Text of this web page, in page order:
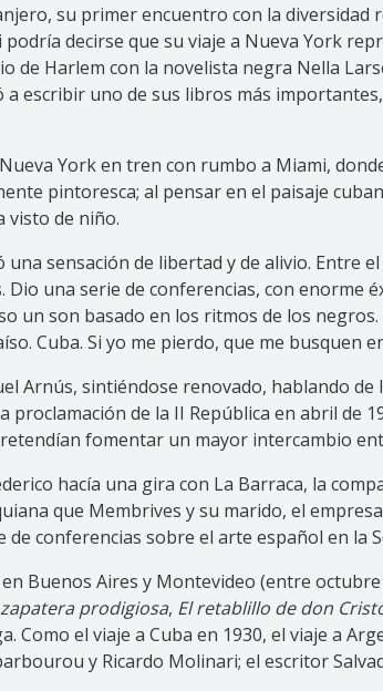
su primer encuentro con la
podría decirse que su viaje a Nueva York
de Harlem con la novelista negra Nella
a escribir uno de sus libros más
York en tren con rumbo a Miami,
pintoresca; al pensar en el paisaje
visto de niño.
sensación de libertad y de alivio. Entre
Dio una serie de conferencias, con
un son basado en los ritmos de los
Cuba. Si yo me pierdo, que me busquen
Arnús, sintiéndose renovado, hablando
proclamación de la II República en abril de
fomentar un mayor intercambio
hacía una gira con La Barraca, la
que Membrives y su marido, el
conferencias sobre el arte español en la
Buenos Aires y Montevideo (entre
prodigiosa, El retablillo de don
Como el viaje a Cuba en 1930, el viaje a
y Ricardo Molinari; el escritor